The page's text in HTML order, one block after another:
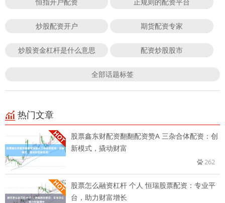
炒股配资开户 期货配资专家
炒股资金杠杆是什么意思 配资炒股股市
全部话题标签
热门文章
股票鑫东财配资翻翻配资赞A 三杂合体配资：创
新模式，撬动财富
262
股票怎么融资杠杆 个人 恒瑞股票配资：专业平
台，助力财富增长